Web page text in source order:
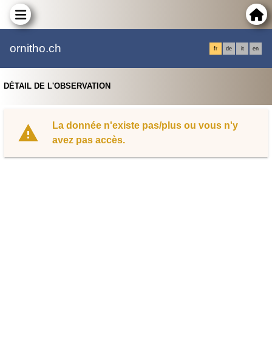
ornitho.ch fr de it en
DÉTAIL DE L'OBSERVATION
La donnée n'existe pas/plus ou vous n'y
avez pas accès.